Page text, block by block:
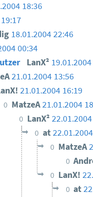
18:36
18.01.2004 22:46
00:34
LanX²
21.01.2004 13:56
21.01.2004 16:19
0 MatzeA21.01.2004
0 LanX²
0 at
0 MatzeA
0
0 LanX!
0 at